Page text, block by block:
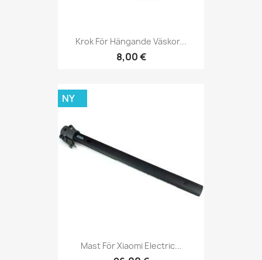
Krok För Hängande Väskor...
8,00 €
Mast För Xiaomi Electric...
NY